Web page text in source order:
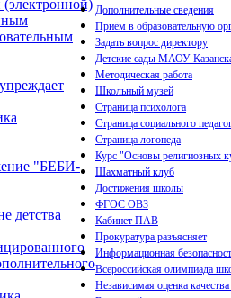
"БЕБИ-
детства
Дополнительные сведения
Приём в образовательную
Задать вопрос директору
Детские сады МАОУ
Методическая работа
Школьный музей
Страница психолога
Страница социального
Страница логопеда
Курс "Основы религиозных
Шахматный клуб
Достижения школы
ФГОС ОВЗ
Кабинет ПАВ
Прокуратура разъясняет
Информационная
Всероссийская олимпиада
Независимая оценка